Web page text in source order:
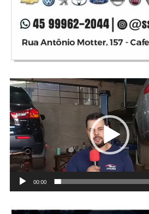
Tocador
de
vídeo
00:00